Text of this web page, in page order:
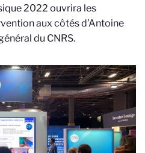
2022 ouvrira les
aux côtés d’Antoine
du CNRS.